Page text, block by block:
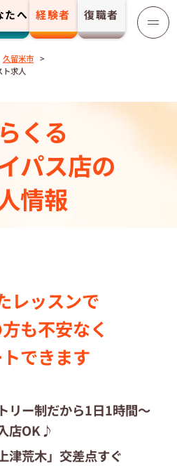
たへ 経験者 復職者
募集
リー⼀覧
ー一覧
の店舗検索
集
久留米市
ト求人
くる
パス店の
情報
レッスンで
も不安なく
できます
リー制だから1日1時間～
店OK♪
津荒木」交差点すぐ